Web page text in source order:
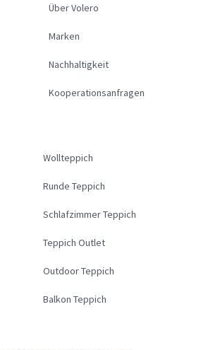
Über Volero
Marken
Nachhaltigkeit
Kooperationsanfragen
Wollteppich
Runde Teppich
Schlafzimmer Teppich
Teppich Outlet
Outdoor Teppich
Balkon Teppich